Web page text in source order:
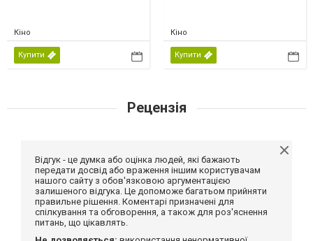
Кіно
Купити
Кіно
Купити
Рецензія
Відгук - це думка або оцінка людей, які бажають
передати досвід або враження іншим користувачам
нашого сайту з обов'язковою аргументацією
залишеного відгука. Це допоможе багатьом прийняти
правильне рішення. Коментарі призначені для
спілкування та обговорення, а також для роз'яснення
питань, що цікавлять.